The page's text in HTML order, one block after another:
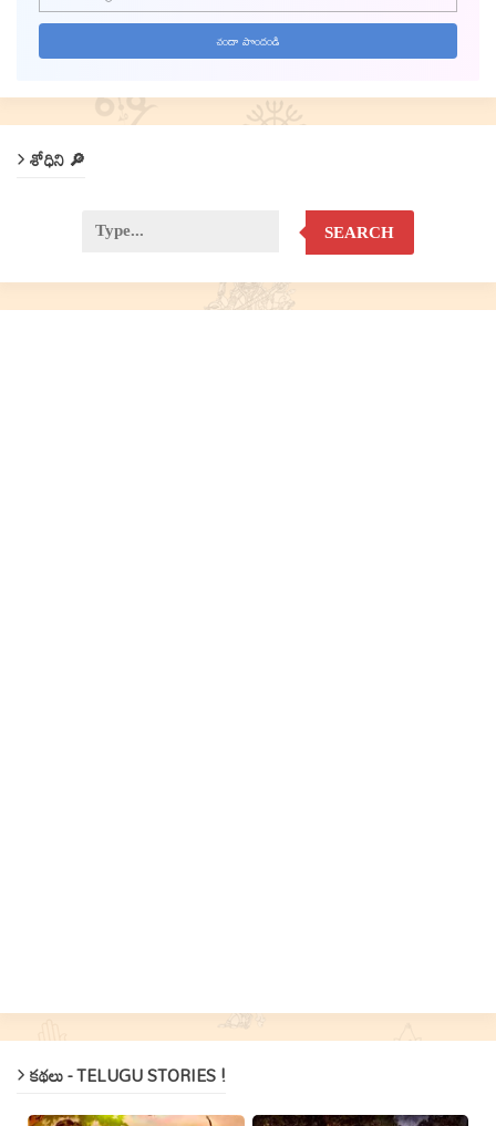
శోధిని 🔎
SEARCH
కథలు - TELUGU STORIES !